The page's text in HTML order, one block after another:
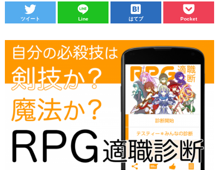
ツイート Line はてブ Pocket